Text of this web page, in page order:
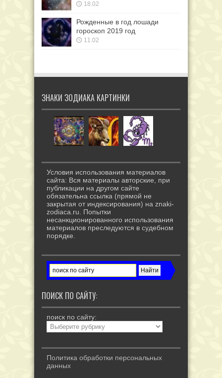
18.02
Рожденные в год лошади
гороскоп 2019 год
11.02
ЗНАКИ ЗОДИАКА КАРТИНКИ
Условия использования материалов
сайта: Вся материалы авторские, при
публикации на другом сайте
обязательна ссылка (прямой не
закрытая от индексирования) на znaki-
zodiaca.ru. Попытки
несанкционированного использования
материалов преследуются в судебном
порядке.
ПОИСК ПО САЙТУ:
поиск по сайту:
Политика обработки персональных
данных